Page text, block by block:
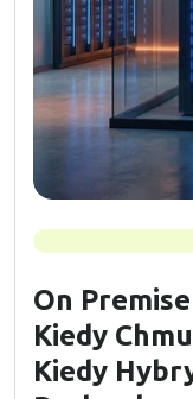
On
Kiedy
Kiedy